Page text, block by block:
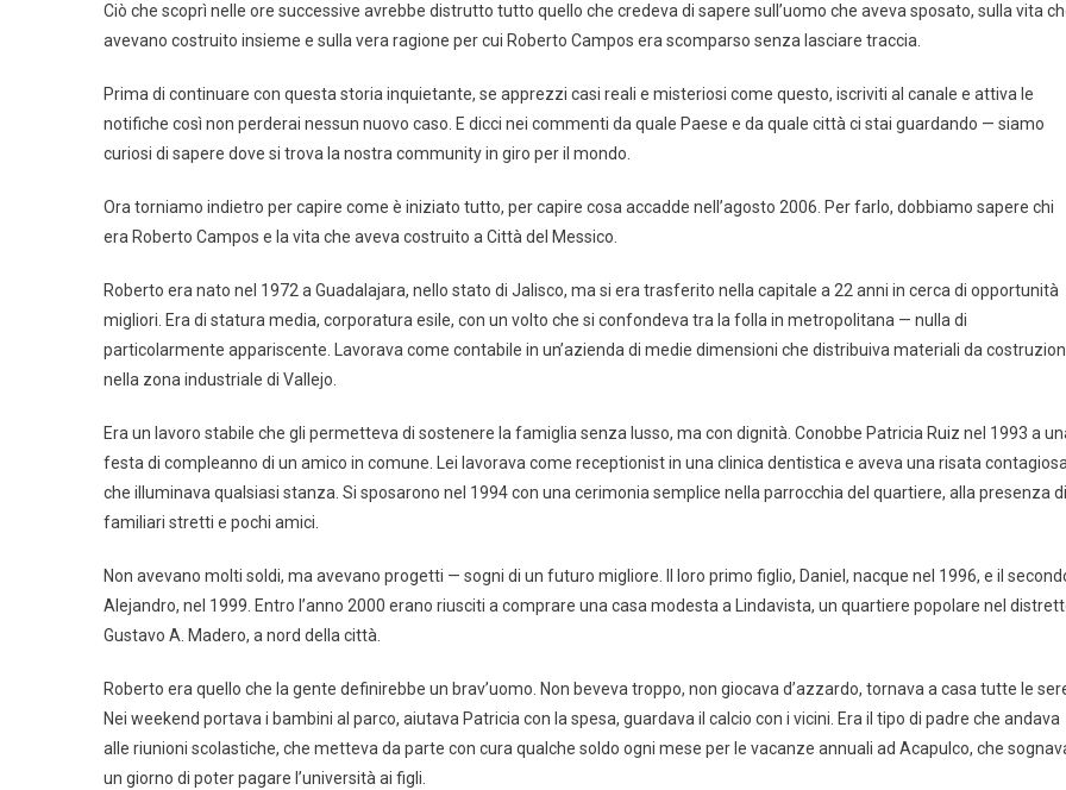
Ciò che scoprì nelle ore successive avrebbe distrutto tutto quello che credeva di sapere sull’uomo che aveva sposato, sulla vita
avevano costruito insieme e sulla vera ragione per cui Roberto Campos era scomparso senza lasciare traccia.
Prima di continuare con questa storia inquietante, se apprezzi casi reali e misteriosi come questo, iscriviti al canale e attiva le
notifiche così non perderai nessun nuovo caso. E dicci nei commenti da quale Paese e da quale città ci stai guardando — siamo
curiosi di sapere dove si trova la nostra community in giro per il mondo.
Ora torniamo indietro per capire come è iniziato tutto, per capire cosa accadde nell’agosto 2006. Per farlo, dobbiamo sapere chi
era Roberto Campos e la vita che aveva costruito a Città del Messico.
Roberto era nato nel 1972 a Guadalajara, nello stato di Jalisco, ma si era trasferito nella capitale a 22 anni in cerca di opportunità
migliori. Era di statura media, corporatura esile, con un volto che si confondeva tra la folla in metropolitana — nulla di
particolarmente appariscente. Lavorava come contabile in un’azienda di medie dimensioni che distribuiva materiali da
nella zona industriale di Vallejo.
Era un lavoro stabile che gli permetteva di sostenere la famiglia senza lusso, ma con dignità. Conobbe Patricia Ruiz nel 1993 a
festa di compleanno di un amico in comune. Lei lavorava come receptionist in una clinica dentistica e aveva una risata
che illuminava qualsiasi stanza. Si sposarono nel 1994 con una cerimonia semplice nella parrocchia del quartiere, alla presenza di
familiari stretti e pochi amici.
Non avevano molti soldi, ma avevano progetti — sogni di un futuro migliore. Il loro primo figlio, Daniel, nacque nel 1996, e il
Alejandro, nel 1999. Entro l’anno 2000 erano riusciti a comprare una casa modesta a Lindavista, un quartiere popolare nel
Gustavo A. Madero, a nord della città.
Roberto era quello che la gente definirebbe un brav’uomo. Non beveva troppo, non giocava d’azzardo, tornava a casa tutte le
Nei weekend portava i bambini al parco, aiutava Patricia con la spesa, guardava il calcio con i vicini. Era il tipo di padre che andava
alle riunioni scolastiche, che metteva da parte con cura qualche soldo ogni mese per le vacanze annuali ad Acapulco, che
un giorno di poter pagare l’università ai figli.